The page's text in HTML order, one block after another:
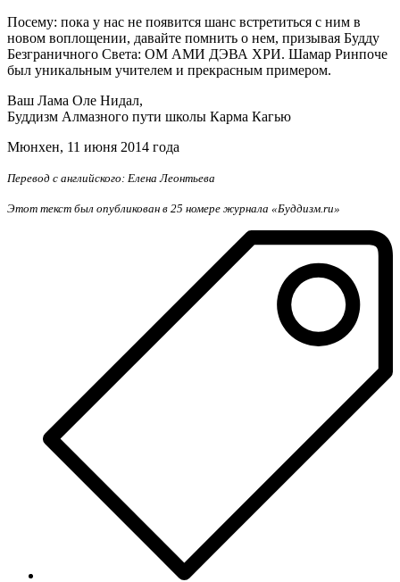
Посему: пока у нас не появится шанс встретиться с ним в
новом воплощении, давайте помнить о нем, призывая Будду
Безграничного Света: ОМ АМИ ДЭВА ХРИ. Шамар Ринпоче
был уникальным учителем и прекрасным примером.
Ваш Лама Оле Нидал,
Буддизм Алмазного пути школы Карма Кагью
Мюнхен, 11 июня 2014 года
Перевод с английского: Елена Леонтьева
Этот текст был опубликован в 25 номере журнала «Буддизм.ru»